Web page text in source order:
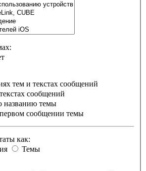
тем и текстах сообщений
сообщений
названию темы
сообщении темы
как:
Темы